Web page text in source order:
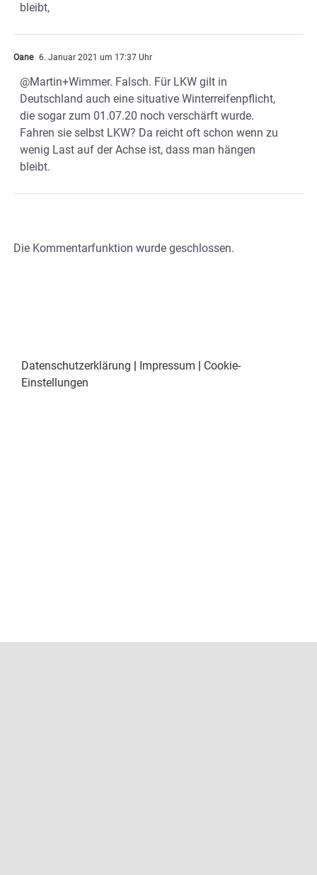
bleibt,
Oane 6. Januar 2021 um 17:37 Uhr
@Martin+Wimmer. Falsch. Für LKW gilt in
Deutschland auch eine situative Winterreifenpflicht,
die sogar zum 01.07.20 noch verschärft wurde.
Fahren sie selbst LKW? Da reicht oft schon wenn zu
wenig Last auf der Achse ist, dass man hängen
bleibt.
Die Kommentarfunktion wurde geschlossen.
Datenschutzerklärung Impressum
Cookie-
Einstellungen